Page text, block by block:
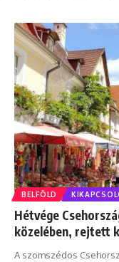
BELFÖLD
Hétvége
közelében, rejtett
A szomszédos